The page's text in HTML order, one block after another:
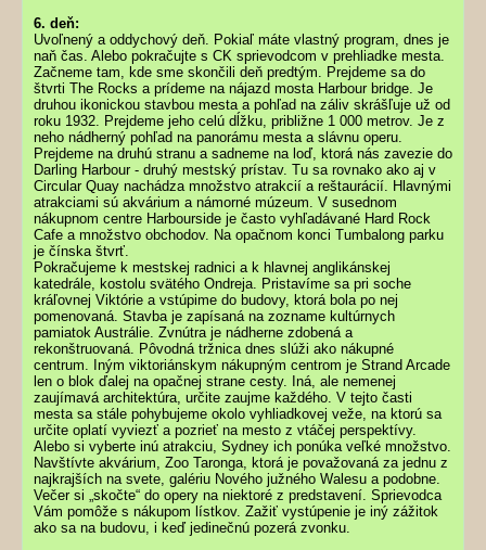
6. deň:
Uvoľnený a oddychový deň. Pokiaľ máte vlastný program, dnes je
naň čas. Alebo pokračujte s CK sprievodcom v prehliadke mesta.
Začneme tam, kde sme skončili deň predtým. Prejdeme sa do
štvrti The Rocks a prídeme na nájazd mosta Harbour bridge. Je
druhou ikonickou stavbou mesta a pohľad na záliv skrášľuje už od
roku 1932. Prejdeme jeho celú dĺžku, približne 1 000 metrov. Je z
neho nádherný pohľad na panorámu mesta a slávnu operu.
Prejdeme na druhú stranu a sadneme na loď, ktorá nás zavezie do
Darling Harbour - druhý mestský prístav. Tu sa rovnako ako aj v
Circular Quay nachádza množstvo atrakcií a reštaurácií. Hlavnými
atrakciami sú akvárium a námorné múzeum. V susednom
nákupnom centre Harbourside je často vyhľadávané Hard Rock
Cafe a množstvo obchodov. Na opačnom konci Tumbalong parku
je čínska štvrť.
Pokračujeme k mestskej radnici a k hlavnej anglikánskej
katedrále, kostolu svätého Ondreja. Pristavíme sa pri soche
kráľovnej Viktórie a vstúpime do budovy, ktorá bola po nej
pomenovaná. Stavba je zapísaná na zozname kultúrnych
pamiatok Austrálie. Zvnútra je nádherne zdobená a
rekonštruovaná. Pôvodná tržnica dnes slúži ako nákupné
centrum. Iným viktoriánskym nákupným centrom je Strand Arcade
len o blok ďalej na opačnej strane cesty. Iná, ale nemenej
zaujímavá architektúra, určite zaujme každého. V tejto časti
mesta sa stále pohybujeme okolo vyhliadkovej veže, na ktorú sa
určite oplatí vyviezť a pozrieť na mesto z vtáčej perspektívy.
Alebo si vyberte inú atrakciu, Sydney ich ponúka veľké množstvo.
Navštívte akvárium, Zoo Taronga, ktorá je považovaná za jednu z
najkrajších na svete, galériu Nového južného Walesu a podobne.
Večer si „skočte“ do opery na niektoré z predstavení. Sprievodca
Vám pomôže s nákupom lístkov. Zažiť vystúpenie je iný zážitok
ako sa na budovu, i keď jedinečnú pozerá zvonku.